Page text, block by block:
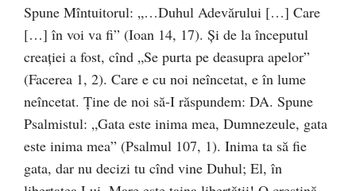
Spune Mîntuitorul: „…Duhul Adevărului […] Care
[…] în voi va fi” (Ioan 14, 17). Şi de la începutul
creaţiei a fost, cînd „Se purta pe deasupra apelor”
(Facerea 1, 2). Care e cu noi neîncetat, e în lume
neîncetat. Ţine de noi să-I răspundem: DA. Spune
Psalmistul: „Gata este inima mea, Dumnezeule, gata
este inima mea” (Psalmul 107, 1). Inima ta să fie
gata, dar nu decizi tu cînd vine Duhul; El, în